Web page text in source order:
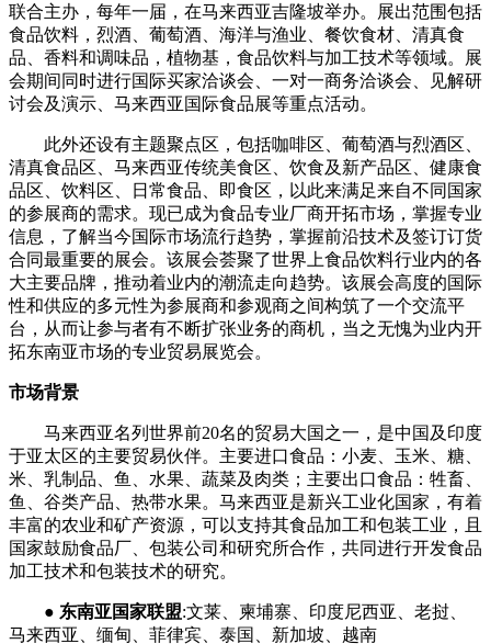
联合主办，每年一届，在马来西亚吉隆坡举办。展出范围包括
食品饮料，烈酒、葡萄酒、海洋与渔业、餐饮食材、清真食
品、香料和调味品，植物基，食品饮料与加工技术等领域。展
会期间同时进行国际买家洽谈会、一对一商务洽谈会、见解研
讨会及演示、马来西亚国际食品展等重点活动。
此外还设有主题聚点区，包括咖啡区、葡萄酒与烈酒区、
清真食品区、马来西亚传统美食区、饮食及新产品区、健康食
品区、饮料区、日常食品、即食区，以此来满足来自不同国家
的参展商的需求。现已成为食品专业厂商开拓市场，掌握专业
信息，了解当今国际市场流行趋势，掌握前沿技术及签订订货
合同最重要的展会。该展会荟聚了世界上食品饮料行业内的各
大主要品牌，推动着业内的潮流走向趋势。该展会高度的国际
性和供应的多元性为参展商和参观商之间构筑了一个交流平
台，从而让参与者有不断扩张业务的商机，当之无愧为业内开
拓东南亚市场的专业贸易展览会。
市场背景
马来西亚名列世界前20名的贸易大国之一，是中国及印度
于亚太区的主要贸易伙伴。主要进口食品：小麦、玉米、糖、
米、乳制品、鱼、水果、蔬菜及肉类；主要出口食品：牲畜、
鱼、谷类产品、热带水果。马来西亚是新兴工业化国家，有着
丰富的农业和矿产资源，可以支持其食品加工和包装工业，且
国家鼓励食品厂、包装公司和研究所合作，共同进行开发食品
加工技术和包装技术的研究。
● 东南亚国家联盟:文莱、柬埔寨、印度尼西亚、老挝、
马来西亚、缅甸、菲律宾、泰国、新加坡、越南